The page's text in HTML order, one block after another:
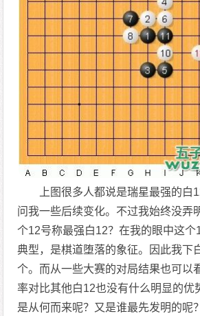
上图很多人都说是瑞星最强的白
问我一些后续变化。不过我始终没弄
个12号称最强白12？在我的眼中这个
典型，是棋道堕落的象征。因此我下
个。而从一些大赛的对局结果也可以
率对比其他白12也没有什么明显的优
是从何而来呢？又是谁最先发明的呢？